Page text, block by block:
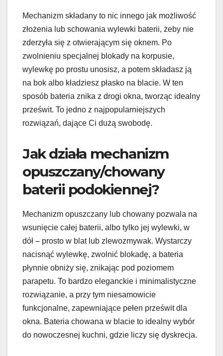
Mechanizm składany to nic innego jak możliwość
złożenia lub schowania wylewki baterii, żeby nie
zderzyła się z otwierającym się oknem. Po
zwolnieniu specjalnej blokady na korpusie,
wylewkę po prostu unosisz, a potem składasz ją
na bok albo kładziesz płasko na blacie. W ten
sposób bateria znika z drogi okna, tworząc idealny
prześwit. To jedno z najpopularniejszych
rozwiązań, dające Ci dużą swobodę.
Jak działa mechanizm
opuszczany/chowany
baterii podokiennej?
Mechanizm opuszczany lub chowany pozwala na
wsunięcie całej baterii, albo tylko jej wylewki, w
dół – prosto w blat lub zlewozmywak. Wystarczy
nacisnąć wylewkę, zwolnić blokadę, a bateria
płynnie obniży się, znikając pod poziomem
parapetu. To bardzo eleganckie i minimalistyczne
rozwiązanie, a przy tym niesamowicie
funkcjonalne, zapewniające pełen prześwit dla
okna. Bateria chowana w blacie to idealny wybór
do nowoczesnej kuchni, gdzie liczy się dyskrecja.